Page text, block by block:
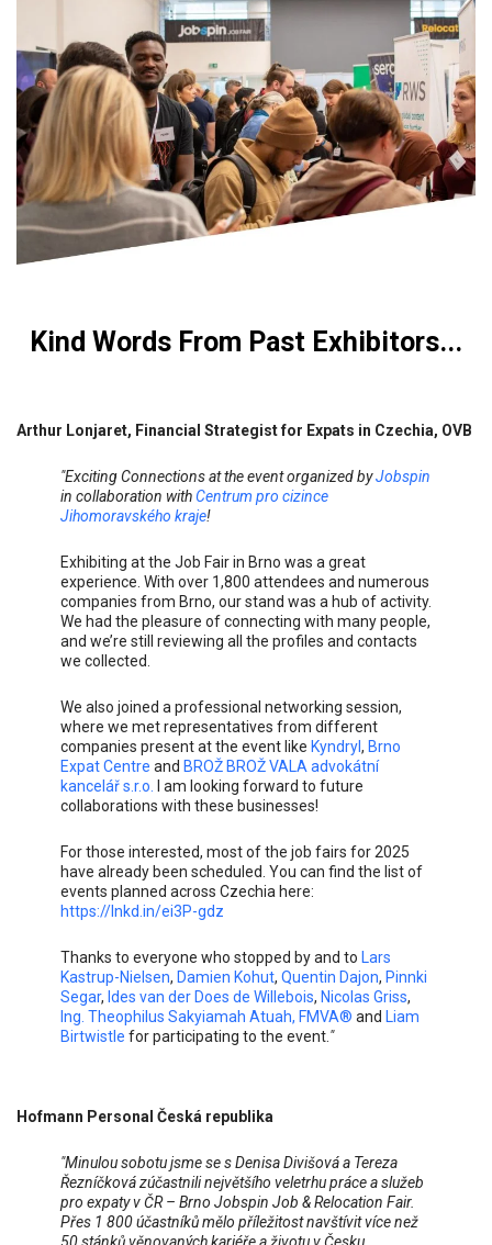
Kind Words From Past Exhibitors...
Arthur Lonjaret, Financial Strategist for Expats in Czechia, OVB
"Exciting Connections at the event organized byJobspin
in collaboration withCentrum pro cizince
Jihomoravského kraje!
Exhibiting at the Job Fair in Brno was a great
experience. With over 1,800 attendees and numerous
companies from Brno, our stand was a hub of activity.
We had the pleasure of connecting with many people,
and we’re still reviewing all the profiles and contacts
we collected.
We also joined a professional networking session,
where we met representatives from different
companies present at the event like Kyndryl, Brno
Expat Centre and BROŽ BROŽ VALA advokátní
kancelář s.r.o.
I am looking forward to future
collaborations with these businesses!
For those interested, most of the job fairs for 2025
have already been scheduled. You can find the list of
events planned across Czechia here:
https://lnkd.in/ei3P-gdz
Thanks to everyone who stopped by and to Lars
Kastrup-Nielsen, Damien Kohut, Quentin Dajon, Pinnki
Segar, Ides van der Does de Willebois, Nicolas Griss,
Ing. Theophilus Sakyiamah Atuah, FMVA® and Liam
Birtwistle for participating to the event. "
Hofmann Personal Česká republika
"Minulou sobotu jsme se s Denisa Divišová a Tereza
Řezníčková zúčastnili největšího veletrhu práce a služeb
pro expaty v ČR – Brno Jobspin Job & Relocation Fair.
Přes 1 800 účastníků mělo příležitost navštívit více než